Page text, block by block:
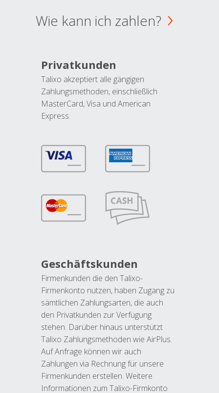
Wie kann ich zahlen?
Privatkunden
Talixo akzeptiert alle gängigen
Zahlungsmethoden, einschließlich
MasterCard, Visa und American
Express.
Geschäftskunden
Firmenkunden die den Talixo-
Firmenkonto nutzen, haben Zugang zu
sämtlichen Zahlungsarten, die auch
den Privatkunden zur Verfügung
stehen. Darüber hinaus unterstützt
Talixo Zahlungsmethoden wie AirPlus.
Auf Anfrage können wir auch
Zahlungen via Rechnung für unsere
Firmenkunden erstellen. Weitere
Informationen zum Talixo-Firmkonto